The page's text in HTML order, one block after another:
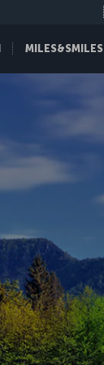
MILES&SMILES